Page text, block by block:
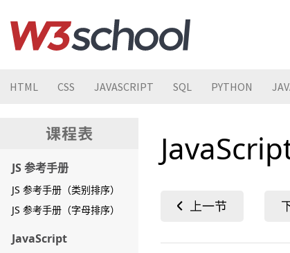
HTML CSS JAVASCRIPT SQL PYTHON
JS 参考手册
JS 参考手册（类别排序）
JS 参考手册（字母排序）
JavaScript